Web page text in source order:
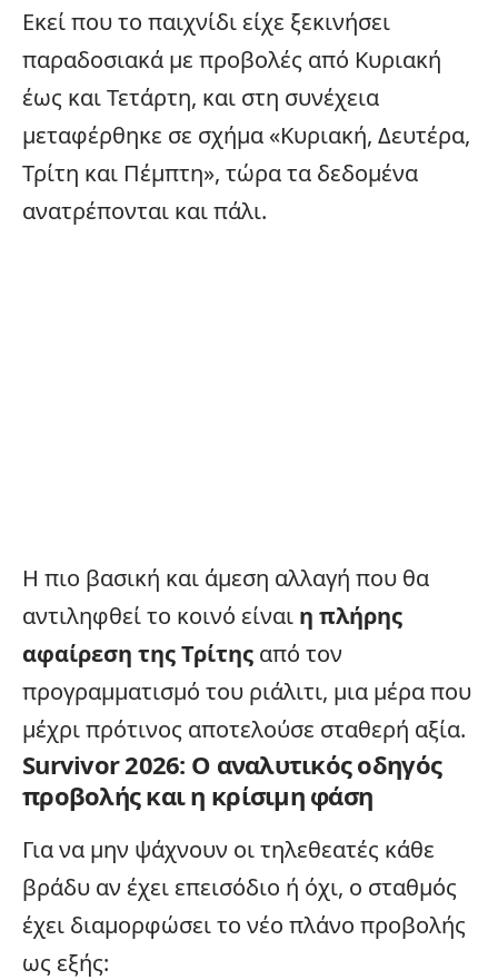
Εκεί που το παιχνίδι είχε ξεκινήσει
παραδοσιακά με προβολές από Κυριακή
έως και Τετάρτη, και στη συνέχεια
μεταφέρθηκε σε σχήμα «Κυριακή, Δευτέρα,
Τρίτη και Πέμπτη», τώρα τα δεδομένα
ανατρέπονται και πάλι.
Η πιο βασική και άμεση αλλαγή που θα
αντιληφθεί το κοινό είναι η πλήρης
αφαίρεση της Τρίτης από τον
προγραμματισμό του ριάλιτι, μια μέρα που
μέχρι πρότινος αποτελούσε σταθερή αξία.
Survivor 2026: Ο αναλυτικός οδηγός
προβολής και η κρίσιμη φάση
Για να μην ψάχνουν οι τηλεθεατές κάθε
βράδυ αν έχει επεισόδιο ή όχι, ο σταθμός
έχει διαμορφώσει το νέο πλάνο προβολής
ως εξής: